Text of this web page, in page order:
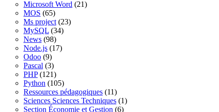
Microsoft Word (21)
MOS (65)
Ms project (23)
MySQL (34)
News (98)
Node.js (17)
Odoo (9)
Pascal (3)
PHP(121)
Python (105)
Ressources pédagogiques (11)
Sciences Sciences Techniques (1)
Section Économie et Gestion (6)